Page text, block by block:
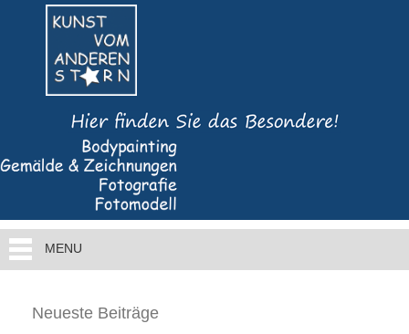
MENU
Neueste Beiträge